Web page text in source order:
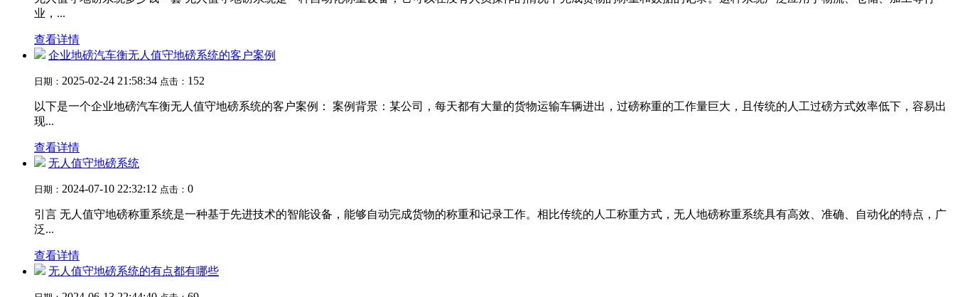
业，...
查看详情
企业地磅汽车衡无人值守地磅系统的客户案例
日期： 2025-02-24 21:58:34 点击： 152
以下是一个企业地磅汽车衡无人值守地磅系统的客户案例： 案例背景：某公司，每天都有大量的货物运输车辆进出，过磅称重的工作量巨大，且传统的人工过磅方式效率低下，容易出
现...
查看详情
无人值守地磅系统
日期： 2024-07-10 22:32:12 点击： 0
引言 无人值守地磅称重系统是一种基于先进技术的智能设备，能够自动完成货物的称重和记录工作。相比传统的人工称重方式，无人地磅称重系统具有高效、准确、自动化的特点，广
泛...
查看详情
无人值守地磅系统的有点都有哪些